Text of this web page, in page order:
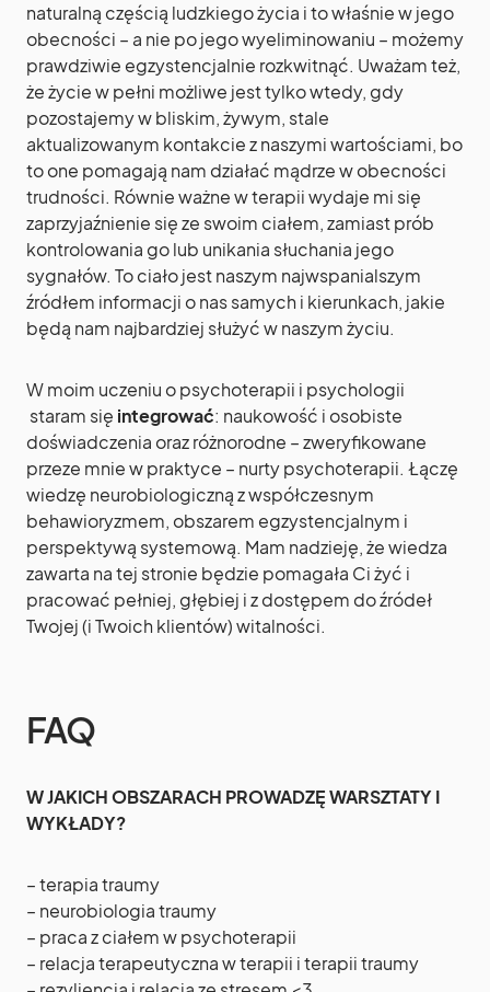
naturalną częścią ludzkiego życia i to właśnie w jego
obecności – a nie po jego wyeliminowaniu – możemy
prawdziwie egzystencjalnie rozkwitnąć. Uważam też,
że życie w pełni możliwe jest tylko wtedy, gdy
pozostajemy w bliskim, żywym, stale
aktualizowanym kontakcie z naszymi wartościami, bo
to one pomagają nam działać mądrze w obecności
trudności. Równie ważne w terapii wydaje mi się
zaprzyjaźnienie się ze swoim ciałem, zamiast prób
kontrolowania go lub unikania słuchania jego
sygnałów. To ciało jest naszym najwspanialszym
źródłem informacji o nas samych i kierunkach, jakie
będą nam najbardziej służyć w naszym życiu.
W moim uczeniu o psychoterapii i psychologii
staram się integrować: naukowość i osobiste
doświadczenia oraz różnorodne – zweryfikowane
przeze mnie w praktyce – nurty psychoterapii. Łączę
wiedzę neurobiologiczną z współczesnym
behawioryzmem, obszarem egzystencjalnym i
perspektywą systemową. Mam nadzieję, że wiedza
zawarta na tej stronie będzie pomagała Ci żyć i
pracować pełniej, głębiej i z dostępem do źródeł
Twojej (i Twoich klientów) witalności.
FAQ
W JAKICH OBSZARACH PROWADZĘ WARSZTATY I
WYKŁADY?
– terapia traumy
– neurobiologia traumy
– praca z ciałem w psychoterapii
– relacja terapeutyczna w terapii i terapii traumy